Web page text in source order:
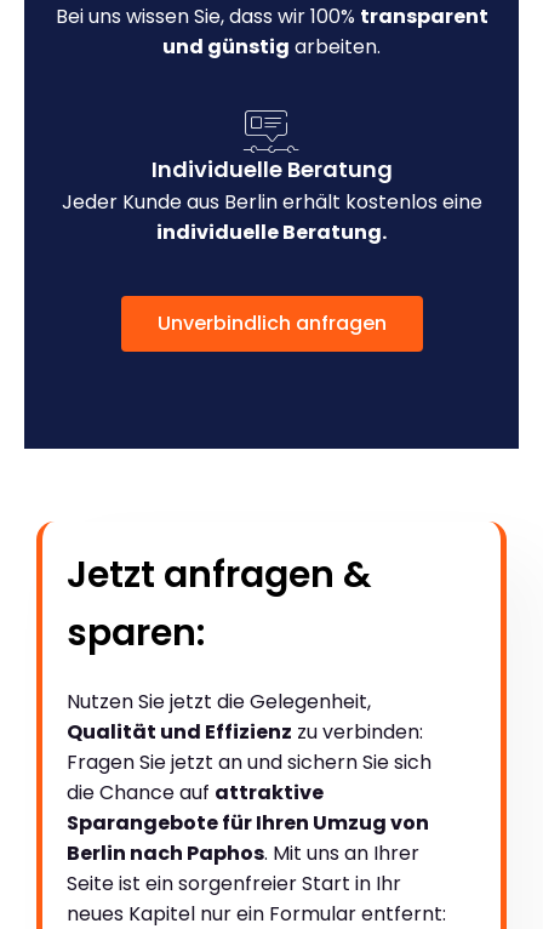
Bei uns wissen Sie, dass wir 100% transparent
und günstig arbeiten.
Individuelle Beratung
Jeder Kunde aus Berlin erhält kostenlos eine
individuelle Beratung.
Unverbindlich anfragen
Jetzt anfragen &
sparen:
Nutzen Sie jetzt die Gelegenheit,
Qualität und Effizienz zu verbinden:
Fragen Sie jetzt an und sichern Sie sich
die Chance auf attraktive
Sparangebote für Ihren Umzug von
Berlin nach Paphos. Mit uns an Ihrer
Seite ist ein sorgenfreier Start in Ihr
neues Kapitel nur ein Formular entfernt: